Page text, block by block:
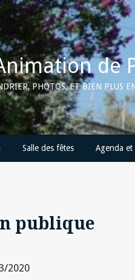
de
PHOTOS, ET BIEN PLUS
Salle des fêtes Agenda et
publique
2020